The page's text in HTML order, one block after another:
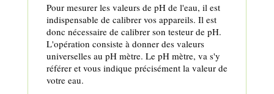
Pour mesurer les valeurs de pH de l'eau, il est
indispensable de calibrer vos appareils. Il est
donc nécessaire de calibrer son testeur de pH.
L'opération consiste à donner des valeurs
universelles au pH mètre. Le pH mètre, va s'y
référer et vous indique précisément la valeur de
votre eau.